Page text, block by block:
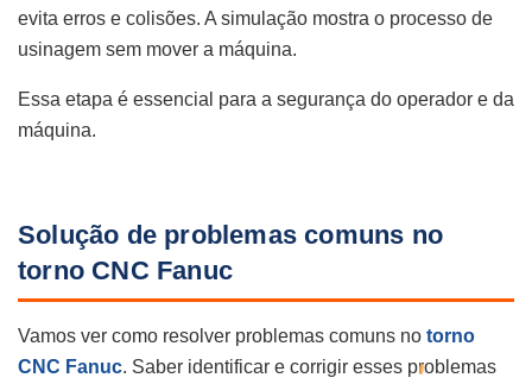
evita erros e colisões. A simulação mostra o processo de
usinagem sem mover a máquina.
Essa etapa é essencial para a segurança do operador e da
máquina.
Solução de problemas comuns no
torno CNC Fanuc
Vamos ver como resolver problemas comuns no torno
CNC Fanuc. Saber identificar e corrigir esses problemas